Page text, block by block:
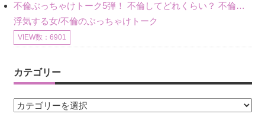
不倫ぶっちゃけトーク5弾！ 不倫してどれくらい？ 不倫のあれこれを、なんでもどうぞ♪♪
浮気する女/不倫のぶっちゃけトーク
VIEW数：6901
カテゴリー
カ